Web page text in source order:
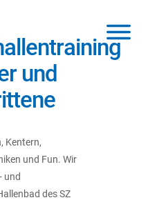
und
Kentern,
und Fun. Wir
und
des SZ